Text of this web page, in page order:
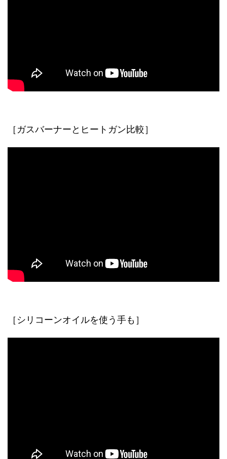
［ガスバーナーとヒートガン比較］
［シリコーンオイルを使う手も］